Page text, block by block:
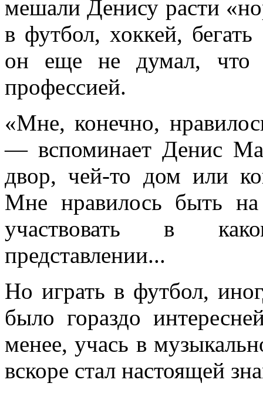
мешали Денису расти
в футбол, хоккей,
он еще не думал, что
профессией.
«Мне, конечно,
— вспоминает Денис
двор, чей-то дом или
Мне нравилось быть
участвовать в
представлении...
Но играть в футбол,
было гораздо
менее, учась в
вскоре стал настоящей